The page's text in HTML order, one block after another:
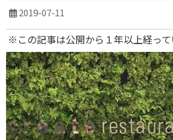
2019-07-11
※この記事は公開から１年以上経って